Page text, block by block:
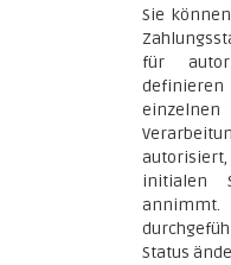
Sie
für
autorisiert,
initialen
Status